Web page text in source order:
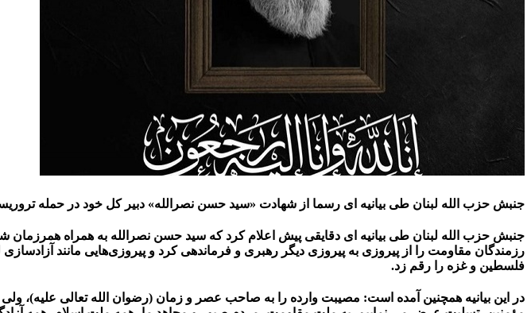
جنبش حزب الله لبنان طی بیانیه ای رسما از شهادت «سید حسن نصرالله» دبیر کل خود در حمله
فلسطین و غزه را رقم زد.
در این بیانیه همچنین آمده است: مصیبت وارده را به صاحب عصر و زمان (رضوان الله تعالی